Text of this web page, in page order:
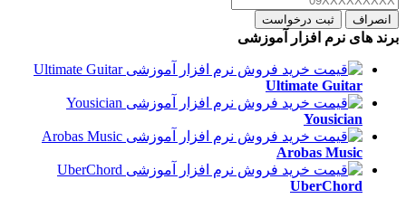
انصراف ثبت درخواست
برند های نرم افزار آموزشی
Ultimate Guitar
Yousician
Arobas Music
UberChord